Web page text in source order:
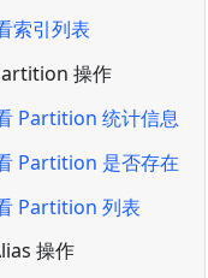
索引列表
操作
Partition 统计信息
Partition 是否存在
Partition 列表
操作